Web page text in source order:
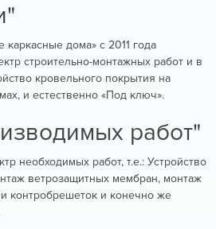
каркасные дома» с 2011 года
строительно-монтажных работ и в
кровельного покрытия на
и естественно «Под ключ».
работ"
необходимых работ, т.е.: Устройство
ветрозащитных мембран, монтаж
контробрешеток и конечно же